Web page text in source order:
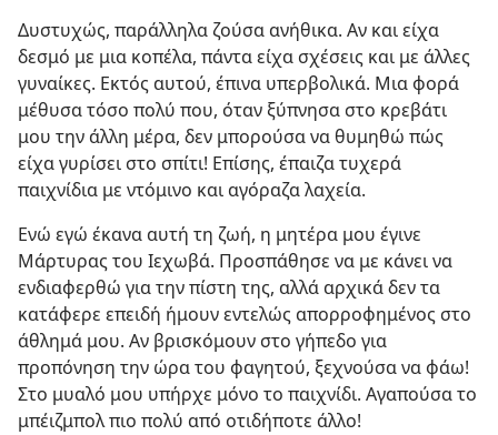
Δυστυχώς, παράλληλα ζούσα ανήθικα. Αν και είχα
δεσμό με μια κοπέλα, πάντα είχα σχέσεις και με άλλες
γυναίκες. Εκτός αυτού, έπινα υπερβολικά. Μια φορά
μέθυσα τόσο πολύ που, όταν ξύπνησα στο κρεβάτι
μου την άλλη μέρα, δεν μπορούσα να θυμηθώ πώς
είχα γυρίσει στο σπίτι! Επίσης, έπαιζα τυχερά
παιχνίδια με ντόμινο και αγόραζα λαχεία.
Ενώ εγώ έκανα αυτή τη ζωή, η μητέρα μου έγινε
Μάρτυρας του Ιεχωβά. Προσπάθησε να με κάνει να
ενδιαφερθώ για την πίστη της, αλλά αρχικά δεν τα
κατάφερε επειδή ήμουν εντελώς απορροφημένος στο
άθλημά μου. Αν βρισκόμουν στο γήπεδο για
προπόνηση την ώρα του φαγητού, ξεχνούσα να φάω!
Στο μυαλό μου υπήρχε μόνο το παιχνίδι. Αγαπούσα το
μπέιζμπολ πιο πολύ από οτιδήποτε άλλο!